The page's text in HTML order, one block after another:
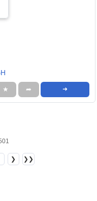
★ ➦ ➜
❯ ❯❯